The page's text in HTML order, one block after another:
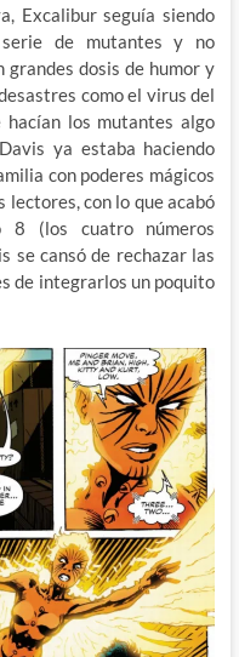
Excalibur seguía siendo
de mutantes y no
grandes dosis de humor y
como el virus del
hacían los mutantes algo
ya estaba haciendo
con poderes mágicos
lectores, con lo que acabó
8 (los cuatro números
se cansó de rechazar las
de integrarlos un poquito